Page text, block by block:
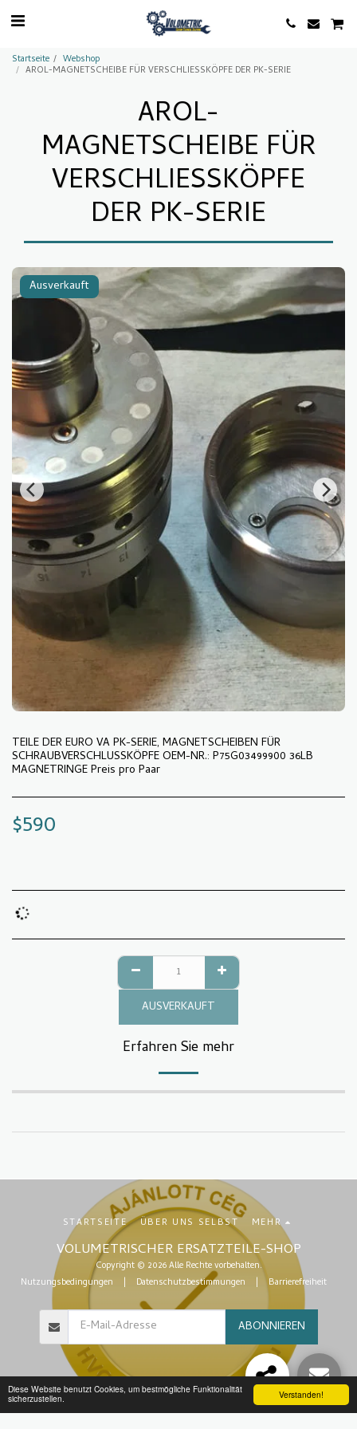
Verstanden!
Diese Website benutzt Cookies, um bestmögliche Funktionalität
sicherzustellen.
Startseite Webshop
AROL-MAGNETSCHEIBE FÜR VERSCHLIESSKÖPFE DER PK-SERIE
AROL-
MAGNETSCHEIBE FÜR
VERSCHLIESSKÖPFE
DER PK-SERIE
Ausverkauft
TEILE DER EURO VA PK-SERIE, MAGNETSCHEIBEN FÜR
SCHRAUBVERSCHLUSSKÖPFE OEM-NR.: P75G03499900 36LB
MAGNETRINGE Preis pro Paar
$590
AUSVERKAUFT
Erfahren Sie mehr
VOLUMETRISCHER ERSATZTEILE-SHOP
Copyright © 2026 Alle Rechte vorbehalten.
Nutzungsbedingungen
Datenschutzbestimmungen |Barrierefreiheit
STARTSEITE ÜBER UNS SELBST MEHR
ABONNIEREN